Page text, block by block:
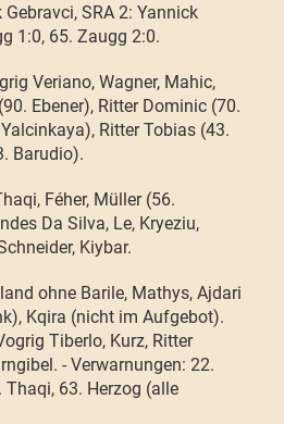
SRA 2: Yannick
1:0, 65. Zaugg 2:0.
Veriano, Wagner, Mahic,
Ebener), Ritter Dominic (70.
Ritter Tobias (43.
Barudio).
Féher, Müller (56.
Da Silva, Le, Kryeziu,
Kiybar.
ohne Barile, Mathys, Ajdari
Kqira (nicht im Aufgebot).
Tiberlo, Kurz, Ritter
- Verwarnungen: 22.
Thaqi, 63. Herzog (alle